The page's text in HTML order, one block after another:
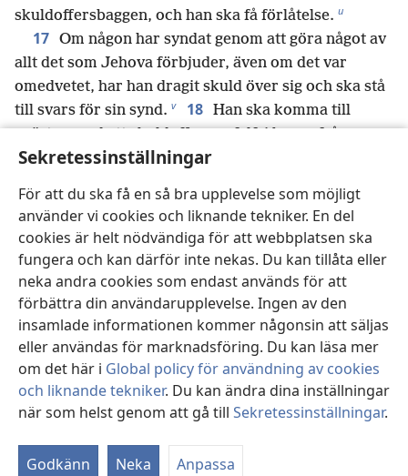
Sekretessinställningar
För att du ska få en så bra upplevelse som möjligt
använder vi cookies och liknande tekniker. En del
cookies är helt nödvändiga för att webbplatsen ska
fungera och kan därför inte nekas. Du kan tillåta eller
neka andra cookies som endast används för att
förbättra din användarupplevelse. Ingen av den
insamlade informationen kommer någonsin att säljas
eller användas för marknadsföring. Du kan läsa mer
om det här i Global policy för användning av cookies
och liknande tekniker. Du kan ändra dina inställningar
när som helst genom att gå till Sekretessinställningar.
Godkänn Neka Anpassa
skuldoffersbaggen, och han ska få förlåtelse. u
17 Om någon har syndat genom att göra något av
allt det som Jehova förbjuder, även om det var
omedvetet, har han dragit skuld över sig och ska stå
till svars för sin synd. v 18 Han ska komma till
prästen med ett skuldoffer, en felfri bagge från
hjorden enligt det fastställda värdet.
ouppsåtliga synd som han inte var medveten om att
han begick, och han ska få förlåtelse. 19
Det är ett
skuldoffer. Han har gjort sig skyldig till synd mot
Jehova.”
Föregående Nästa
Copyright©2026 Watch Tower Bible and Tract Society of